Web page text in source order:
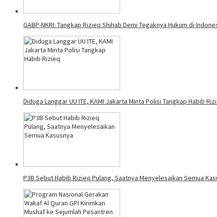
GABP-NKRI: Tangkap Rizieq Shihab Demi Tegaknya Hukum di
Diduga Langgar UU ITE, KAMI Jakarta Minta Polisi Tangkap Habib
P3B Sebut Habib Rizieq Pulang, Saatnya Menyelesaikan Semua